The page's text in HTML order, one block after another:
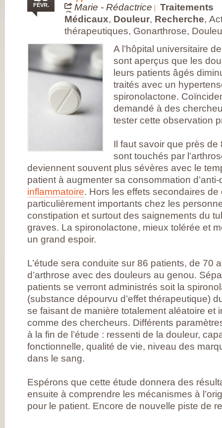
FRANÇAISE
(CESPHARM)
COFEMER
ENSEIGNANTS
MÉDECINE
RÉADAPTATION
CONSEIL
DES
THERMAUX
FRANCE
RHUMATISMES
CONSEIL
DE L’ORDRE DES
MASSEURS-
INSTITUT UPSA
DES PÉDICURES-
PODOLOGUES
SOCIÉTÉ
DE MÉDECINE
PHYSIQUE ET DE
RÉADAPTATION
SOCIÉTÉ
DE CHIRURGIE
SOCIÉTÉ
DE
SYNDICAT
PIERRE FABRE
CHAINE
DU SOLEIL
LABORATOIRES
EXPANSCIENCE
LABORATOIRES
GENEVRIER
ROTTAPHARM
MADAUS
PLATEFORME E-
SANTÉ SANOIA
EMPATIENT
ETATS
LES ETATS
GÉNÉRAUX EN
PRATIQUE !
9 CHAMPS
PRIORITAIRES
FÉVR. Marie - Rédactrice
Traitements
Médicaux, Douleur, Recherche,
thérapeutiques, Gonarthrose,
A l’hôpital universitaire
sont aperçus que les
leurs patients âgés
traités avec un
spironolactone.
demandé à des
tester cette observation
Il faut savoir que près
sont touchés par
deviennent souvent plus sévères avec le
patient à augmenter sa consommation d’anti-
inflammatoire. Hors les effets secondaires
particulièrement importants chez les
constipation et surtout des saignements du
graves. La spironolactone, mieux tolérée et
un grand espoir.
L’étude sera conduite sur 86 patients, de 70
d’arthrose avec des douleurs au genou.
patients se verront administrés soit la
(substance dépourvu d’effet thérapeutique)
se faisant de manière totalement aléatoire et
comme des chercheurs. Différents
à la fin de l’étude : ressenti de la douleur,
fonctionnelle, qualité de vie, niveau des
dans le sang.
Espérons que cette étude donnera des
ensuite à comprendre les mécanismes à
pour le patient. Encore de nouvelle piste de